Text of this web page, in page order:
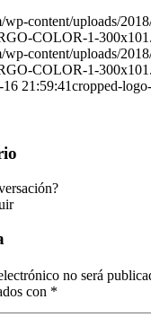
wp-content/uploads/
COLOR-1-
wp-content/uploads/
COLOR-1-
21:59:41cropped-
no será
con *